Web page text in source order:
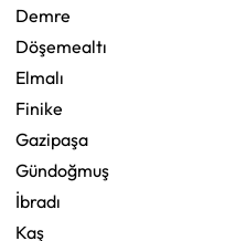
Demre
Döşemealtı
Elmalı
Finike
Gazipaşa
Gündoğmuş
İbradı
Kaş